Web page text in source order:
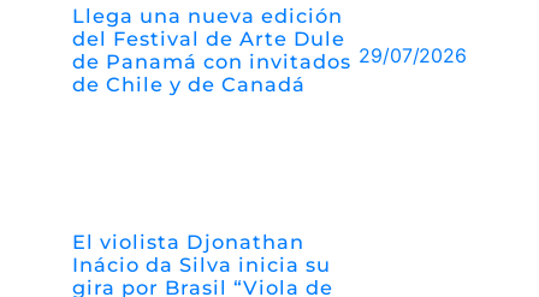
Llega una nueva edición
del Festival de Arte Dule
de Panamá con invitados
de Chile y de Canadá
29/07/2026
El violista Djonathan
Inácio da Silva inicia su
gira por Brasil “Viola de